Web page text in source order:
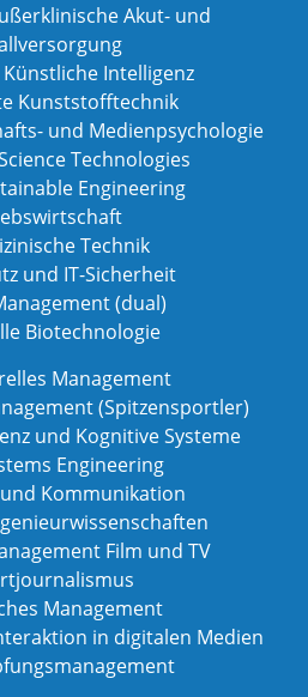
Akut- und
Intelligenz
Kunststofftechnik
und Medienpsychologie
Technologies
Engineering
Technik
und IT-Sicherheit
(dual)
Biotechnologie
Management
(Spitzensportler)
und Kognitive Systeme
Engineering
Kommunikation
Film und TV
Management
in digitalen Medien